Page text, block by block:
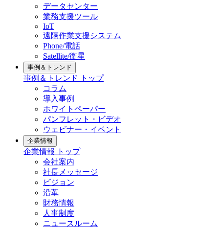
データセンター
業務支援ツール
IoT
遠隔作業支援システム
Phone/電話
Satellite/衛星
事例＆トレンド
事例＆トレンド トップ
コラム
導入事例
ホワイトペーパー
パンフレット・ビデオ
ウェビナー・イベント
企業情報
企業情報 トップ
会社案内
社長メッセージ
ビジョン
沿革
財務情報
人事制度
ニュースルーム